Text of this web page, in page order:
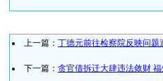
上一篇： 丁德元前往检察院反映问题
下一篇： 贪官借拆迁大肆违法敛财